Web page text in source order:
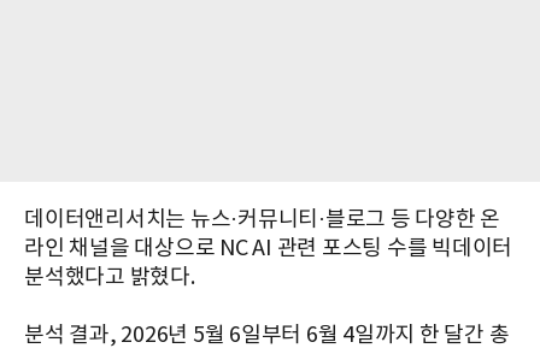
데이터앤리서치는 뉴스·커뮤니티·블로그 등 다양한 온
라인 채널을 대상으로 NC AI 관련 포스팅 수를 빅데이터
분석했다고 밝혔다.
분석 결과, 2026년 5월 6일부터 6월 4일까지 한 달간 총